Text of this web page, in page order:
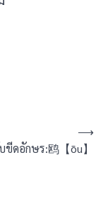
ขีดอักษร:鸥【ōu】
⟶